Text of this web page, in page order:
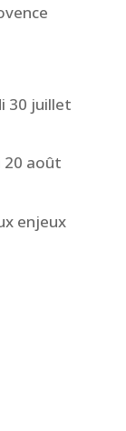
30 juillet
20 août
enjeux